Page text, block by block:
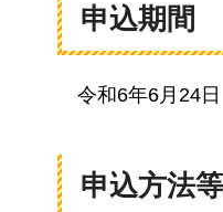
申込期間
令和6年6月24
申込方法等